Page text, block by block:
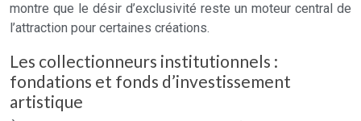
montre que le désir d’exclusivité reste un moteur central de
l’attraction pour certaines créations.
Les collectionneurs institutionnels :
fondations et fonds d’investissement
artistique